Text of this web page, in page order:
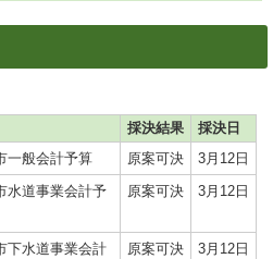
採決結果
採決日
一般会計予算 原案可決
3月12日
水道事業会計予
原案可決 3月12日
下水道事業会計
原案可決 3月12日